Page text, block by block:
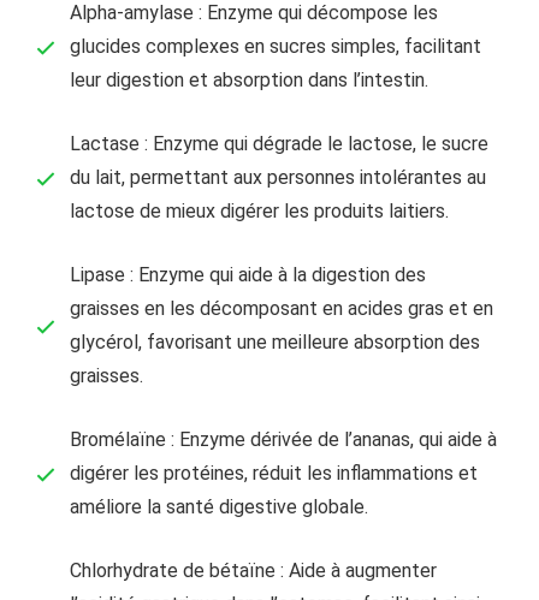
Alpha-amylase : Enzyme qui décompose les
glucides complexes en sucres simples, facilitant
leur digestion et absorption dans l’intestin.
Lactase : Enzyme qui dégrade le lactose, le sucre
du lait, permettant aux personnes intolérantes au
lactose de mieux digérer les produits laitiers.
Lipase : Enzyme qui aide à la digestion des
graisses en les décomposant en acides gras et en
glycérol, favorisant une meilleure absorption des
graisses.
Bromélaïne : Enzyme dérivée de l’ananas, qui aide à
digérer les protéines, réduit les inflammations et
améliore la santé digestive globale.
Chlorhydrate de bétaïne : Aide à augmenter